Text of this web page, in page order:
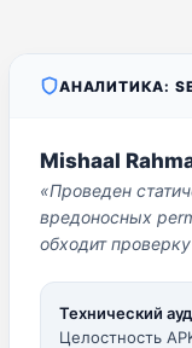
АНАЛИТИКА:
Mishaal
«Проведен
вредоносных
обходит
Технический
Целостность